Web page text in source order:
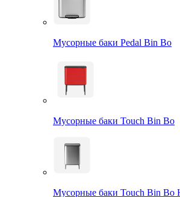
Мусорные баки Pedal Bin Bo
Мусорные баки Touch Bin Bo
Мусорные баки Touch Bin Bo